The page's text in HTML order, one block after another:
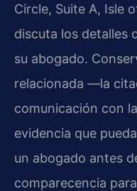
Circle, Suite A, Isle
discuta los detalles
su abogado.
relacionada —la
comunicación con
evidencia que
un abogado antes
comparecencia